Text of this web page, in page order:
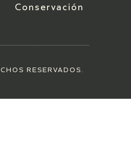
Conservación
RESERVADOS.